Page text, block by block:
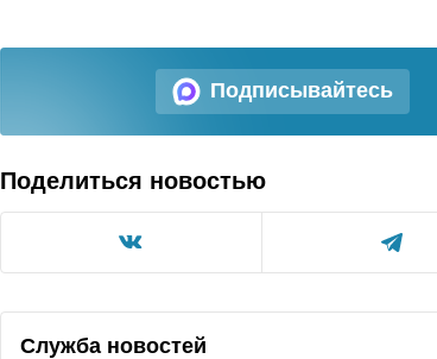
Подписывайтесь
Поделиться новостью
Служба новостей